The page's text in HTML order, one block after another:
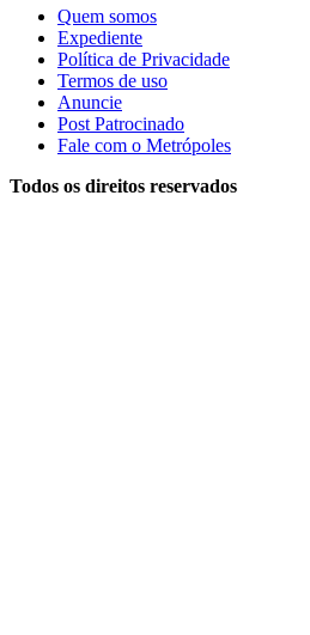
Quem somos
Expediente
Política de Privacidade
Termos de uso
Anuncie
Post Patrocinado
Fale com o Metrópoles
Todos os direitos reservados